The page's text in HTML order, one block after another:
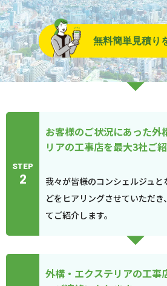
無料簡単見積り
STEP
2
お客様のご状況にあった外
リアの工事店を最大3社ご
我々が皆様のコンシェルジュ
どをヒアリングさせていただ
てご紹介します。
外構・エクステリアの工事